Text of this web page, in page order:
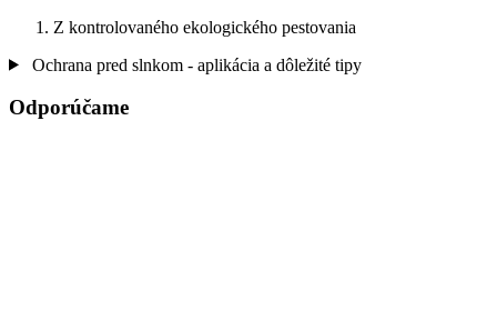
Z kontrolovaného ekologického pestovania
Ochrana pred slnkom - aplikácia a dôležité tipy
Odporúčame